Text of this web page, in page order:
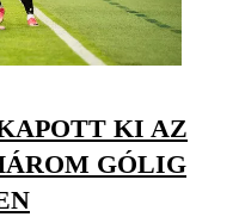
KI AZ
GÓLIG